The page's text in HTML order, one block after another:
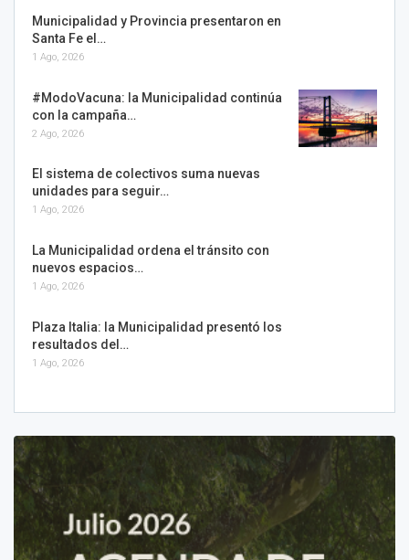
Municipalidad y Provincia presentaron en
Santa Fe el…
1 Ago, 2026
#ModoVacuna: la Municipalidad continúa
con la campaña…
2 Ago, 2026
El sistema de colectivos suma nuevas
unidades para seguir…
1 Ago, 2026
La Municipalidad ordena el tránsito con
nuevos espacios…
1 Ago, 2026
Plaza Italia: la Municipalidad presentó los
resultados del…
1 Ago, 2026